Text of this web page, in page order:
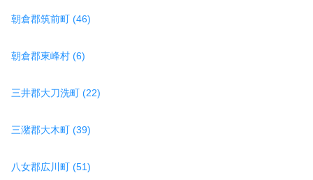
朝倉郡筑前町 (46)
朝倉郡東峰村 (6)
三井郡大刀洗町 (22)
三潴郡大木町 (39)
八女郡広川町 (51)